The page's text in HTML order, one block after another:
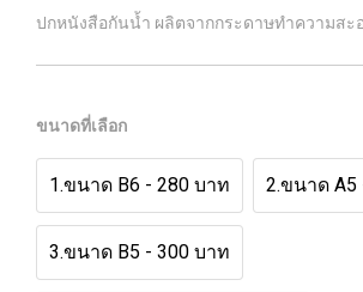
ปกหนังสือกันน้ำ ผลิตจากกระดาษทำความสะ
ขนาดที่เลือก
1.ขนาด B6 - 280 บาท 2.ขนาด A5
3.ขนาด B5 - 300 บาท